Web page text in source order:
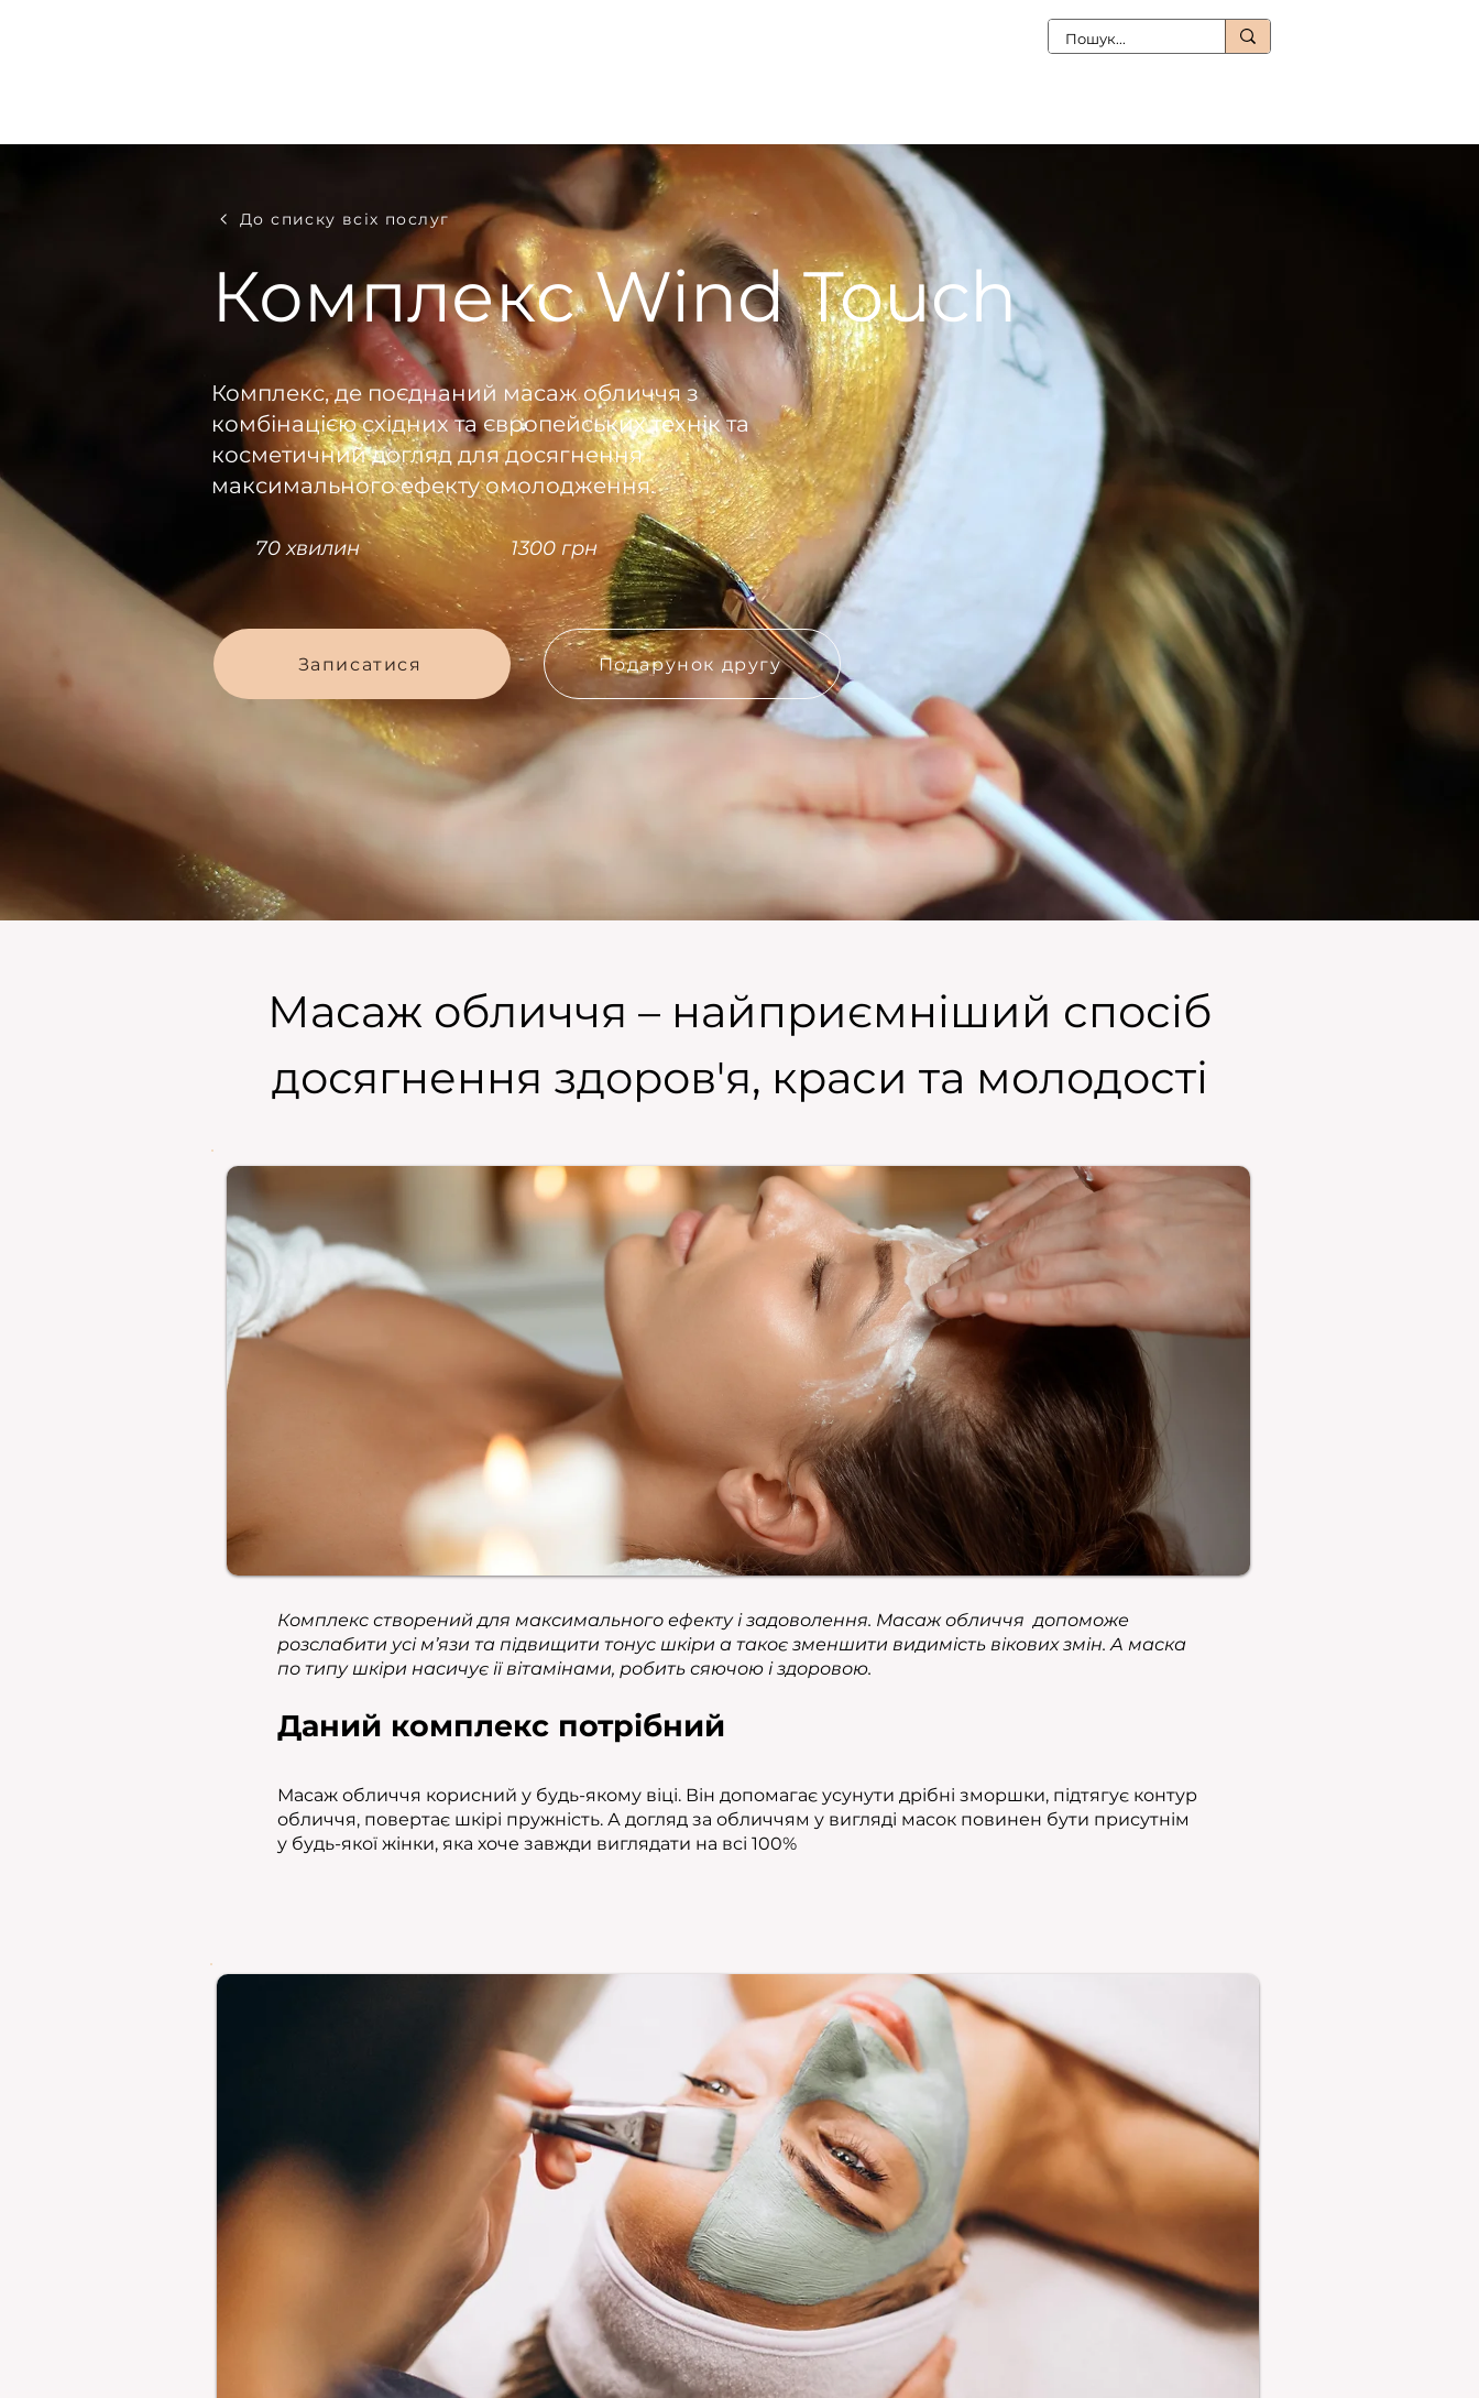
До списку всіх послуг
Комплекc Wind Touch
Комплекс, де поєднаний масаж обличчя з
комбінацією східних та європейських технік та
косметичний догляд для досягнення
максимального ефекту омолодження.
70 хвилин 1300 грн
Записатися Подарунок другу
Масаж обличчя – найприємніший спосіб
досягнення здоров'я, краси та молодості
Комплекс створений для максимального ефекту і задоволення. Масаж обличчя допоможе
розслабити усі м’язи та підвищити тонус шкіри а такоє зменшити видимість вікових змін. А маска
по типу шкіри насичує ії вітамінами, робить сяючою і здоровою.
Даний комплекс потрібний
Масаж обличчя корисний у будь-якому віці. Він допомагає усунути дрібні зморшки, підтягує контур
обличчя, повертає шкірі пружність. А догляд за обличчям у вигляді масок повинен бути присутнім
у будь-якої жінки, яка хоче завжди виглядати на всі 100%